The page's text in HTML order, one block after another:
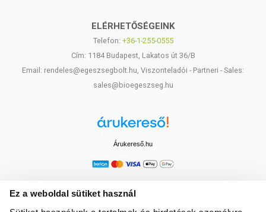
Ez a weboldal sütiket használ
ELÉRHETŐSÉGEINK
Telefon: +36-1-255-0555
Cím: 1184 Budapest, Lakatos út 36/B
Email: rendeles@egeszsegbolt.hu, Viszonteladói - Partneri - Sales:
sales@bioegeszseg.hu
Árukereső.hu